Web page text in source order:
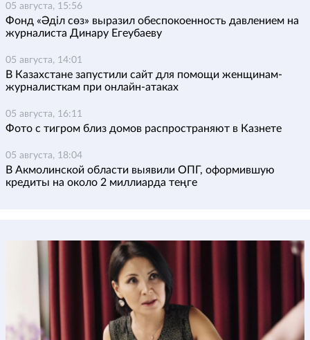
05 августа, 15:56
Фонд «Әділ сөз» выразил обеспокоенность давлением на
журналиста Динару Егеубаеву
05 августа, 14:01
В Казахстане запустили сайт для помощи женщинам-
журналисткам при онлайн-атаках
05 августа, 16:11
Фото с тигром близ домов распространяют в Казнете
05 августа, 18:04
В Акмолинской области выявили ОПГ, оформившую
кредиты на около 2 миллиарда теңге